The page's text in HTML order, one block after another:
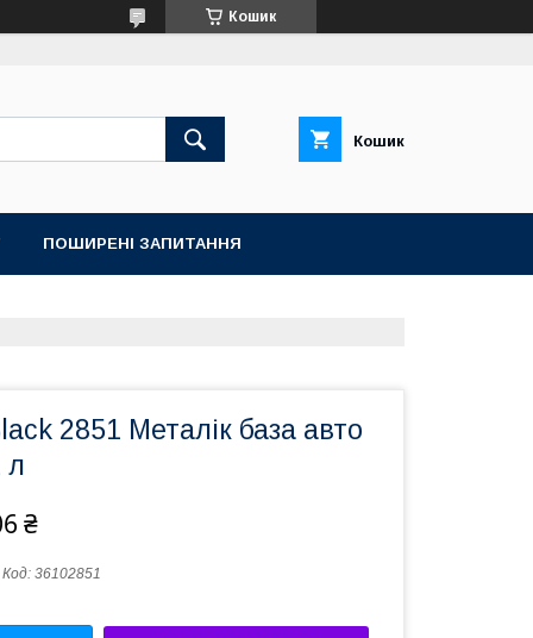
Кошик
Кошик
ПОШИРЕНІ ЗАПИТАННЯ
2851 Металік база авто
л
₴
Код: 36102851